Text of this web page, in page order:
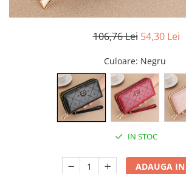
106,76 Lei 54,30 Lei
Culoare: Negru
IN STOC
ADAUGA IN